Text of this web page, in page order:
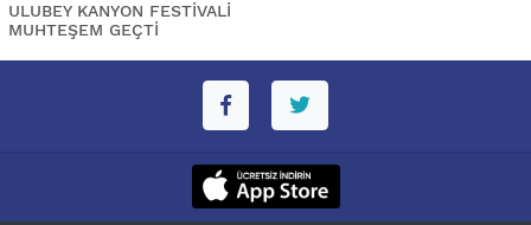
ULUBEY KANYON FESTİVALİ
MUHTEŞEM GEÇTİ